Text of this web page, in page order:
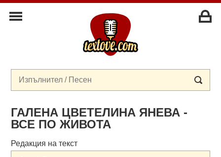
ГАЛЕНА ЦВЕТЕЛИНА ЯНЕВА -
ВСЕ ПО ЖИВОТА
Редакция на текст